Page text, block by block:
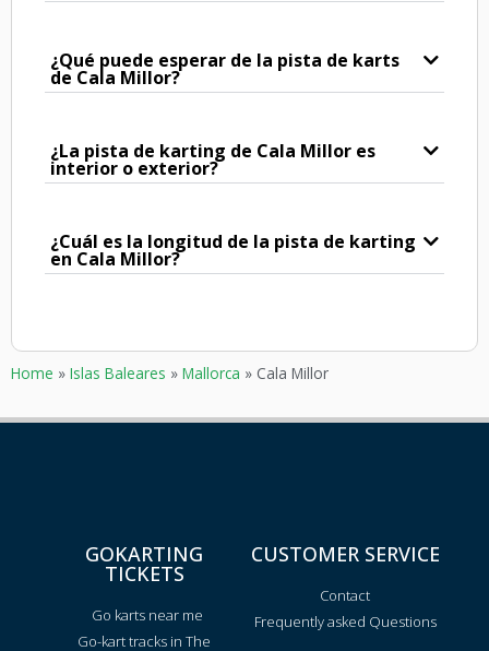
¿Qué puede esperar de la pista de karts
de Cala Millor?
¿La pista de karting de Cala Millor es
interior o exterior?
¿Cuál es la longitud de la pista de karting
en Cala Millor?
Home » Islas Baleares » Mallorca » Cala Millor
GOKARTING
TICKETS
Go karts near me
Go-kart tracks in The
CUSTOMER SERVICE
Contact
Frequently asked Questions